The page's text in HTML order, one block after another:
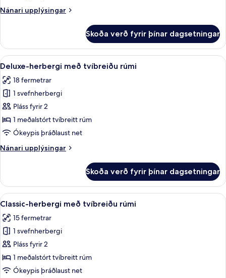
rúmi
Nánari upplýsingar
Nánari
herbergi
með
tvíbreiðu
Skoða verð fyrir þínar dagsetningar
Skoða
allar
myndir
fyrir
Deluxe-
herbergi
með
rúmi
Deluxe-herbergi með tvíbreiðu
6
Deluxe-herbergi með tvíbreiðu rúmi
18 fermetrar
1 svefnherbergi
Pláss fyrir 2
1 meðalstórt tvíbreitt rúm
Ókeypis þráðlaust net
Nánari upplýsingar
Nánari
herbergi
með
tvíbreiðu
Skoða verð fyrir þínar dagsetningar
Skoða
allar
myndir
fyrir
Classic-
herbergi
með
Classic-herbergi með tvíbreiðu
6
Classic-herbergi með tvíbreiðu rúmi
15 fermetrar
1 svefnherbergi
Pláss fyrir 2
1 meðalstórt tvíbreitt rúm
Ókeypis þráðlaust net